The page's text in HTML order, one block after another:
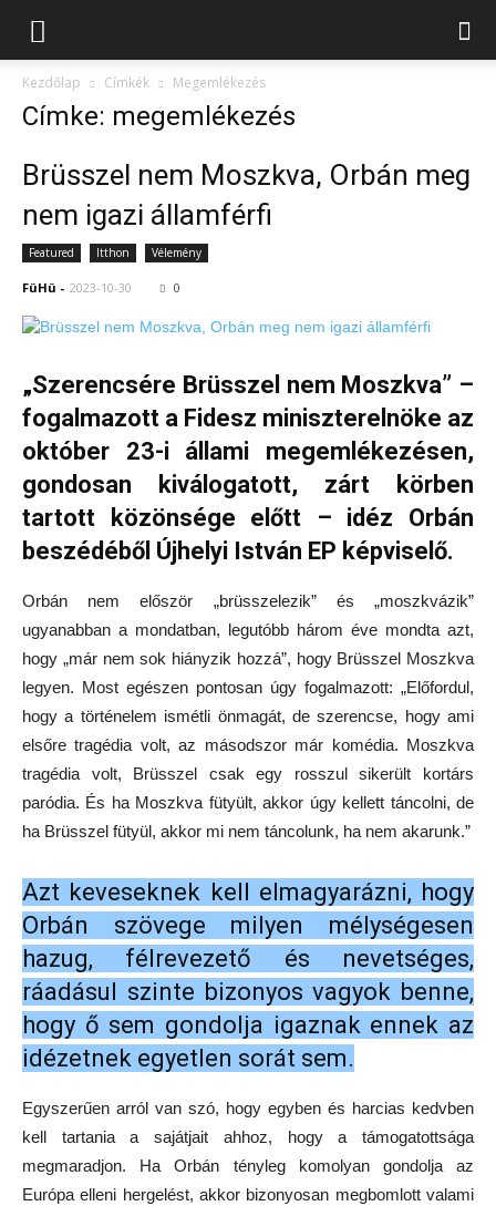
Kezdőlap Címkék Megemlékezés
Címke: megemlékezés
Brüsszel nem Moszkva, Orbán meg
nem igazi államférfi
Featured Itthon Vélemény
FüHü - 2023-10-30 0
„Szerencsére Brüsszel nem Moszkva” –
fogalmazott a Fidesz miniszterelnöke az
október 23-i állami megemlékezésen,
gondosan kiválogatott, zárt körben
tartott közönsége előtt – idéz Orbán
beszédéből Újhelyi István EP képviselő.
Orbán nem először „brüsszelezik” és „moszkvázik”
ugyanabban a mondatban, legutóbb három éve mondta azt,
hogy „már nem sok hiányzik hozzá”, hogy Brüsszel Moszkva
legyen. Most egészen pontosan úgy fogalmazott: „Előfordul,
hogy a történelem ismétli önmagát, de szerencse, hogy ami
elsőre tragédia volt, az másodszor már komédia. Moszkva
tragédia volt, Brüsszel csak egy rosszul sikerült kortárs
paródia. És ha Moszkva fütyült, akkor úgy kellett táncolni, de
ha Brüsszel fütyül, akkor mi nem táncolunk, ha nem akarunk.”
Azt keveseknek kell elmagyarázni, hogy
Orbán szövege milyen mélységesen
hazug, félrevezető és nevetséges,
ráadásul szinte bizonyos vagyok benne,
hogy ő sem gondolja igaznak ennek az
idézetnek egyetlen sorát sem.
Egyszerűen arról van szó, hogy egyben és harcias kedvben
kell tartania a sajátjait ahhoz, hogy a támogatottsága
megmaradjon. Ha Orbán tényleg komolyan gondolja az
Európa elleni hergelést, akkor bizonyosan megbomlott valami